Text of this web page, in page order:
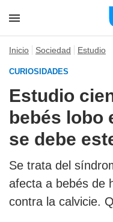
Inicio Sociedad Estudio
CURIOSIDADES
Estudio
bebés lobo
se debe
Se trata del
afecta a bebés de
contra la calvicie.